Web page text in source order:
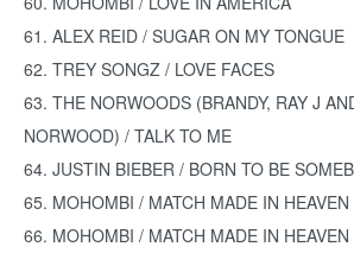
61. ALEX REID / SUGAR ON MY TONGUE
62. TREY SONGZ / LOVE FACES
63. THE NORWOODS (BRANDY, RAY J
NORWOOD) / TALK TO ME
64. JUSTIN BIEBER / BORN TO BE
65. MOHOMBI / MATCH MADE IN HEAVEN
66. MOHOMBI / MATCH MADE IN HEAVEN